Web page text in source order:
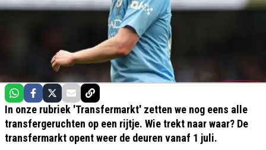
In onze rubriek 'Transfermarkt' zetten we nog eens alle
transfergeruchten op een rijtje. Wie trekt naar waar? De
transfermarkt opent weer de deuren vanaf 1 juli.